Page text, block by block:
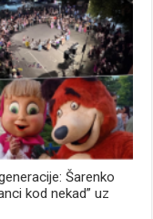
Šarenko
kod nekad” uz